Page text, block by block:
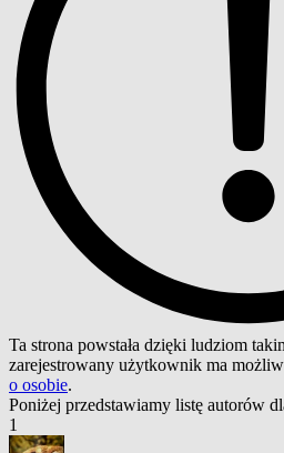
Ta strona powstała dzięki ludziom
zarejestrowany użytkownik ma
o osobie.
Poniżej przedstawiamy listę autorów
1